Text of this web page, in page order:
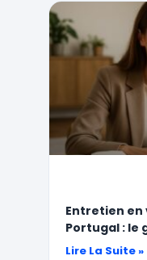
Entretien en
Portugal : le
Lire La Suite »